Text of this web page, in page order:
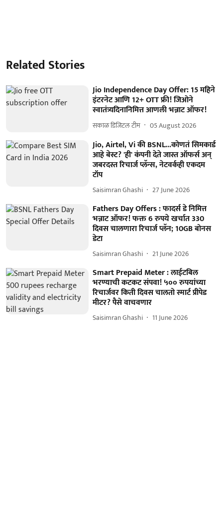
Related Stories
Jio Independence Day Offer: 15 महिने
इंटरनेट आणि 12+ OTT फ्री! जिओने
स्वातंत्र्यदिनानिमित्त आणली भन्नाट ऑफर!
सकाळ डिजिटल टीम 05 August 2026
Jio, Airtel, Vi की BSNL...कोणतं सिमकार्ड
आहे बेस्ट? 'ही' कंपनी देते जास्त ऑफर्स अन्
जबरदस्त रिचार्ज प्लॅन्स, नेटवर्कही एकदम
टॉप
Saisimran Ghashi 27 June 2026
Fathers Day Offers : फादर्स डे निमित्त
भन्नाट ऑफर! फक्त 6 रुपये खर्चात 330
दिवस चालणारा रिचार्ज प्लॅन; 10GB बोनस
डेटा
Saisimran Ghashi 21 June 2026
Smart Prepaid Meter : लाईटबिल
भरण्याची कटकट संपवा! ५०० रुपयांच्या
रिचार्जवर किती दिवस चालतो स्मार्ट प्रीपेड
मीटर? पैसे वाचवणार
Saisimran Ghashi 11 June 2026